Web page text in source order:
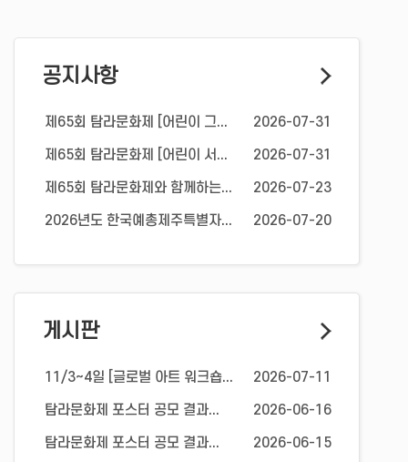
공지사항
제65회 탐라문화제 [어린이 그...
2026-07-31
제65회 탐라문화제 [어린이 서...
2026-07-31
제65회 탐라문화제와 함께하는...
2026-07-23
2026년도 한국예총제주특별자...
2026-07-20
게시판
11/3~4일 [글로벌 아트 워크숍...
2026-07-11
탐라문화제 포스터 공모 결과...
2026-06-16
탐라문화제 포스터 공모 결과...
2026-06-15